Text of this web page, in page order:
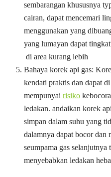
sembarangan khususnya
cairan, dapat mencemari
menggunakan yang
yang lumayan dapat
di area kurang lebih
Bahaya korek api gas:
kendati praktis dan dapat
mempunyai risiko
ledakan. andaikan korek
simpan dalam suhu yang
dalamnya dapat bocor dan
seumpama gas selanjutnya
menyebabkan ledakan